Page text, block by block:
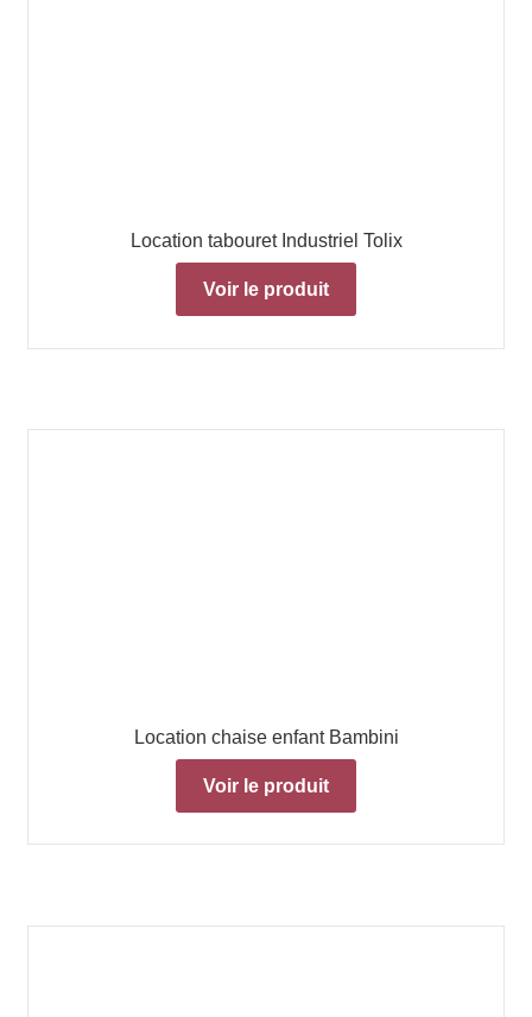
Location tabouret Industriel Tolix
Voir le produit
Location chaise enfant Bambini
Voir le produit